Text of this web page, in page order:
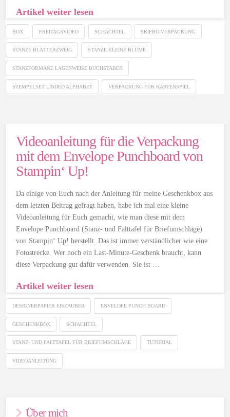
Artikel weiter lesen
BOX FREITAGSVIDEO SCHACHTEL SKIPBO-VERPACKUNG
STANZE BLÄTTERZWEIG STANZE KLEINE BLUME
STANZFORMANE LAGENWEISE BUCHSTABEN
STEMPELSET LINDED ALPHABET VERPACKUNG FÜR KARTENSPIEL
Videoanleitung für die Verpackung
mit dem Envelope Punchboard von
Stampin‘ Up!
Da einige von Euch nach der Anleitung für meine Geschenkbox aus
dem letzten Beitrag gefragt haben, habe ich mal eine kleine
Videoanleitung für Euch gemacht, wie man diese mit dem
Envelope Punchboard (Stanz- und Falttafel für Briefumschläge)
von Stampin‘ Up! herstellt. Das ist immer verständlicher wie eine
Fotostrecke. Wer noch ein Last-Minute-Geschenk braucht, kann
diese Verpackung gut dafür verwenden. Sie ist …
Artikel weiter lesen
DESIGNERPAPIER EISZAUBER ENVELOPE PUNCH BOARD
GESCHENKBOX SCHACHTEL
STANZ- UND FALTTAFEL FÜR BRIEFUMSCHLÄGE TUTORIAL
VIDEOANLEITUNG
Über mich